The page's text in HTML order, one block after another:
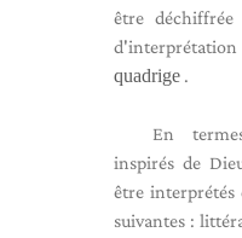
être
quadrige .
En
inspirés de
être interprétés
suivantes :